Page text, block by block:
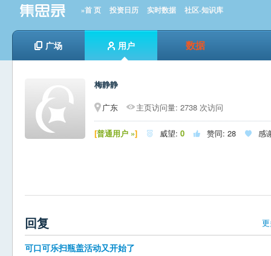
»首 页 投资日历 实时数据 社区-知识库
广场 用户 数据
梅静静
广东
主页访问量: 2738 次访问
[普通用户 »]  威望: 0  赞同: 28  感
回复
可口可乐扫瓶盖活动又开始了